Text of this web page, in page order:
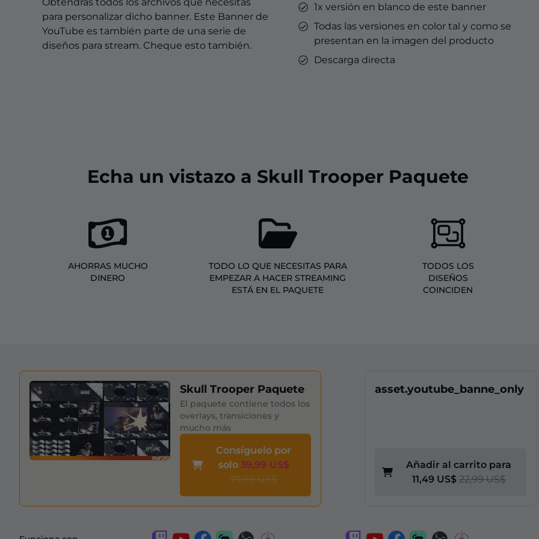
Overlays Halloween
Overlays Winter
Obtendrás todos los archivos que necesitas
para personalizar dicho banner. Este Banner de
YouTube es también parte de una serie de
diseños para stream. Cheque esto también.
1x versión en blanco de este banner
Todas las versiones en color tal y como se
presentan en la imagen del producto
Descarga directa
Echa un vistazo a Skull Trooper Paquete
AHORRAS MUCHO
DINERO
TODO LO QUE NECESITAS PARA
EMPEZAR A HACER STREAMING
ESTÁ EN EL PAQUETE
TODOS LOS
DISEÑOS
COINCIDEN
Skull Trooper Paquete
El paquete contiene todos los
overlays, transiciones y
mucho más
Consíguelo por
solo 39,99 US$
79,99 US$
asset.youtube_banne_only
Añadir al carrito para
11,49 US$ 22,99 US$